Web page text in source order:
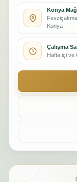
Konya
Konya
Çalışma
Hafta içi ve